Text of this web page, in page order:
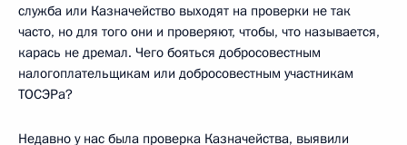
служба или Казначейство выходят на проверки не так
часто, но для того они и проверяют, чтобы, что называется,
карась не дремал. Чего бояться добросовестным
налогоплательщикам или добросовестным участникам
ТОСЭРа?
Недавно у нас была проверка Казначейства, выявили